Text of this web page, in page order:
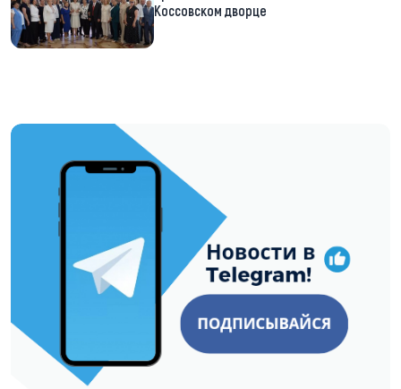
Коссовском дворце
https://t.me/minskctvby